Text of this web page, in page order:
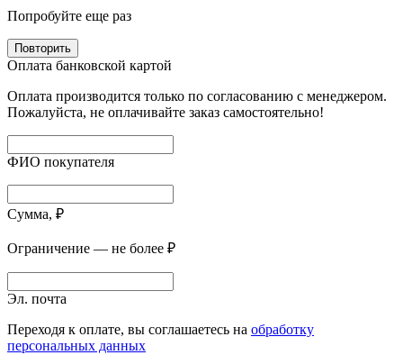
Попробуйте еще раз
Повторить
Оплата банковской картой
Оплата производится только по согласованию с менеджером.
Пожалуйста, не оплачивайте заказ самостоятельно!
ФИО покупателя
Сумма, ₽
Ограничение — не более ₽
Эл. почта
Переходя к оплате, вы соглашаетесь на обработку
персональных данных